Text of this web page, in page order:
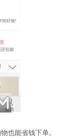
也能省钱下单。